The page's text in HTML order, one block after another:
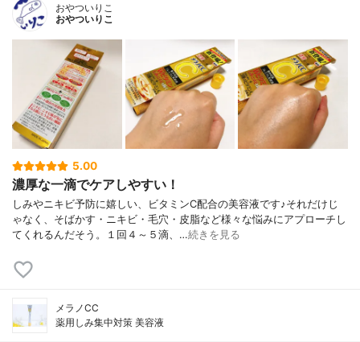
おやついりこ
おやついりこ
5.00
濃厚な一滴でケアしやすい！
しみやニキビ予防に嬉しい、ビタミンC配合の美容液です♪それだけじ
ゃなく、そばかす・ニキビ・毛穴・皮脂など様々な悩みにアプローチし
てくれるんだそう。１回４～５滴、…続きを見る
メラノCC
薬用しみ集中対策 美容液